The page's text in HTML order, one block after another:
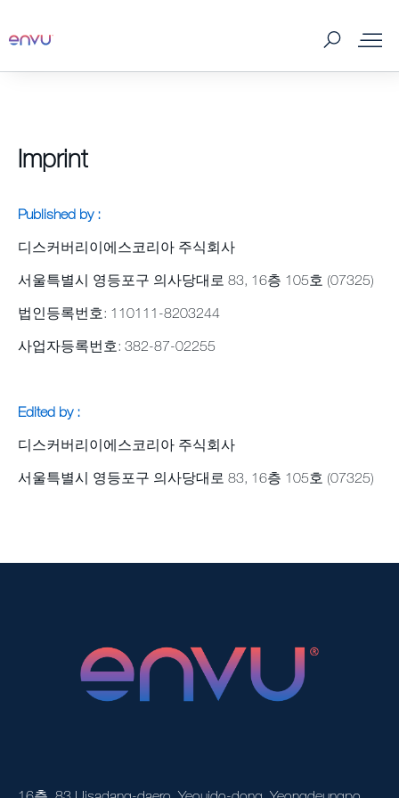
고객 문의
뉴스 레터
해충방제
잔디 관리
Imprint
Published by :
디스커버리이에스코리아 주식회사
서울특별시 영등포구 의사당대로 83, 16층 105호 (07325)
법인등록번호: 110111-8203244
사업자등록번호: 382-87-02255
Edited by :
디스커버리이에스코리아 주식회사
서울특별시 영등포구 의사당대로 83, 16층 105호 (07325)